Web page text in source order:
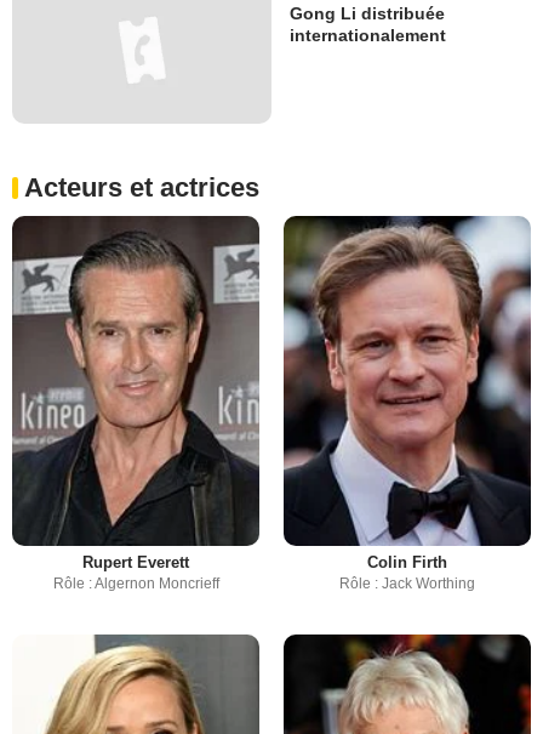
Gong Li distribuée
internationalement
Acteurs et actrices
Rupert Everett
Rôle : Algernon Moncrieff
Colin Firth
Rôle : Jack Worthing